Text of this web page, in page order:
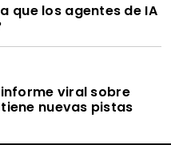
que los agentes de IA
viral sobre
nuevas pistas